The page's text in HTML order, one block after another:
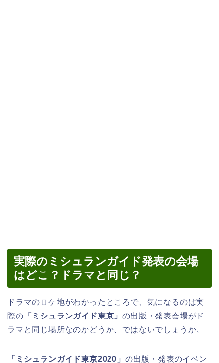
実際のミシュランガイド発表の会場
はどこ？ドラマと同じ？
ドラマのロケ地がわかったところで、気になるのは実
際の 「ミシュランガイド東京」の出版・発表会場がド
ラマと同じ場所なのかどうか、ではないでしょうか。
「ミシュランガイド東京2020」 の出版・発表のイベン